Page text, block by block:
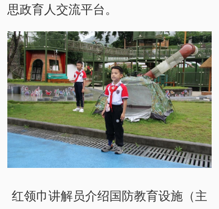
思政育人交流平台。
红领巾讲解员介绍国防教育设施（主